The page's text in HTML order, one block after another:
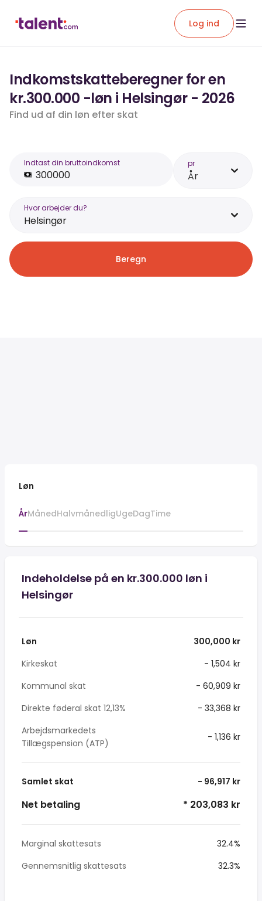
Log ind
Indkomstskatteberegner for en
kr.300.000 -løn i Helsingør - 2026
Find ud af din løn efter skat
Indtast din bruttoindkomst pr
År
Hvor arbejder du?
Helsingør
Beregn
Løn
ÅrMånedHalvmånedligUgeDagTime
Indeholdelse på en kr.300.000 løn i
Helsingør
Løn
300,000 kr
Kirkeskat
- 1,504 kr
Kommunal skat
- 60,909 kr
Direkte føderal skat 12,13%
- 33,368 kr
Arbejdsmarkedets
Tillægspension (ATP)
- 1,136 kr
Samlet skat - 96,917 kr
Net betaling * 203,083 kr
Marginal skattesats
32.4%
Gennemsnitlig skattesats
32.3%